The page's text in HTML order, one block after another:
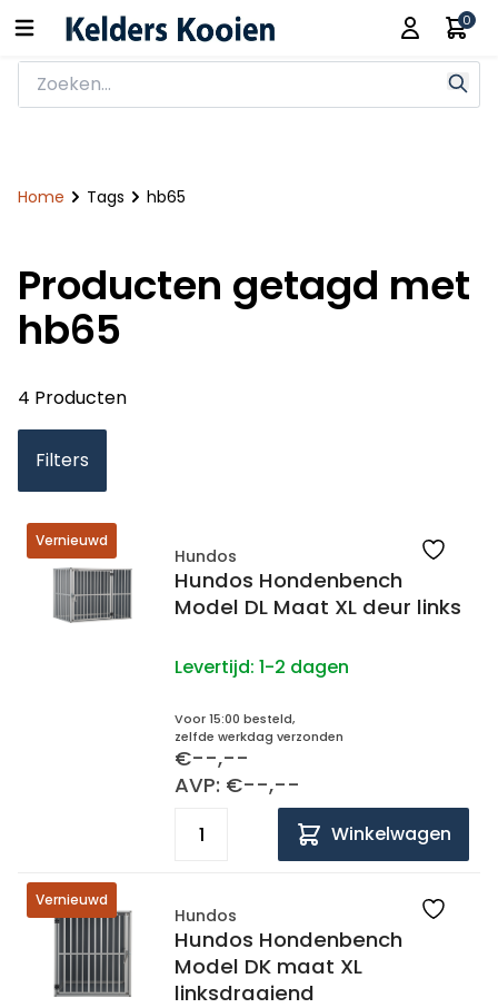
0
Home Tags hb65
Producten getagd met
hb65
4 Producten
Filters
Vernieuwd
Hundos
Hundos Hondenbench
Model DL Maat XL deur links
Levertijd: 1-2 dagen
Voor 15:00 besteld,
zelfde werkdag verzonden
€--,--
AVP: €--,--
Winkelwagen
Vernieuwd
Hundos
Hundos Hondenbench
Model DK maat XL
linksdraaiend